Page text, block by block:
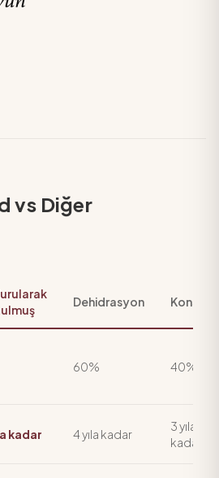
vs Diğer
Dehidrasyon
60% 40%
kadar 4 yıla kadar
3 yıla
kadar